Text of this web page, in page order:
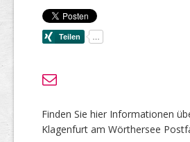
Finden Sie hier Informationen
Klagenfurt am Wörthersee